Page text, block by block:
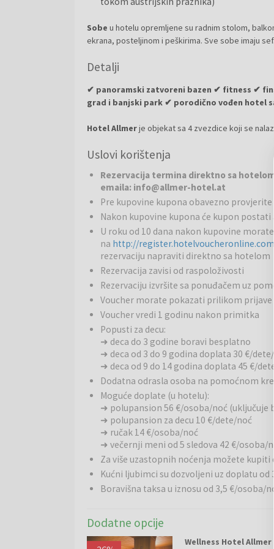
Sobe u hotelu opremljene su radnim stolom,
ekrana, posteljinom i peškirima. Sve sobe imaju sef.
Detalji
✔ panoramski zatvoreni bazen ✔ fitness ✔
grad i banjski park ✔ porodično vođen hotel
Hotel Allmerje objekat sa 4 zvezdice koji se
atmosfera ove porodično vođene ustanove. Kuća
upravlja druga generacija. Postepeno su banjsko
hotel Allmer. Neki uglovi nas prate oduvek,
nalazi direktno pored jednog od najlepših
klimatizovane sobe za potpuni komfor tokom
Wellness:Panoramski wellness deo uključuje
prostor za odmor. Na raspolaganju su
komora), kozmetičke usluge, kao i različite
Bazen:Hotel raspolaže panoramskim zatvorenim
Grander. Bazen je gostima na raspolaganju
organizovana gimnastika u vodi.
Gastronomija:Svakodnevno je dostupan
hotelu Allmer pronaći ćete restoran sa morskim
pripremiti i vegetarijanska, veganska jela i jela bez
Usluge za decu: Hotel nudi mogućnost
izletištima (Styrassic Park, dvorci) obezbeđuje
Sport i aktivnosti: Gostima je na raspolaganju
hodanje i ostava za bicikle. U blizini hotela
brojne biciklističke i planinarske staze.
Bad Gleichenbergje jedno od najstarijih i
klimi, lekovitim izvorima i bogatom prirodnom
Uslovi korištenja
Rezervacija termina direktno sa
emaila: info@allmer-hotel.at
Pre kupovine kupona obavezno
Nakon kupovine kupona će kupon postati
U roku od 10 dana nakon kupovine
na http://register.hotelvoucheronline.com
rezervaciju napraviti direktno sa hotelom
Rezervacija zavisi od raspoloživosti
Rezervaciju izvršite sa ponuđačem uz
Voucher morate pokazati prilikom prijave
Voucher vredi 1 godinu nakon primitka
Popusti za decu:
➜ deca do 3 godine boravi besplatno
➜ deca od 3 do 9 godina doplata 30 €/
➜ deca od 9 do 14 godina doplata 45 €/
Dodatna odrasla osoba na pomoćnom
Moguće doplate (u hotelu):
➜ polupansion 56 €/osoba/noć (uključuje
➜ polupansion za decu 10 €/dete/noć
➜ ručak 14 €/osoba/noć
➜ večernji meni od 5 sledova 42 €/osoba/
Za više uzastopnih noćenja možete kupiti
Kućni ljubimci su dozvoljeni uz doplatu od
Boravišna taksa u iznosu od 3,5 €/osoba/
Dodatne opcije
Wellness Hotel